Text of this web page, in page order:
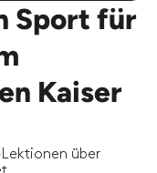
Sport für
Kaiser
Lektionen über